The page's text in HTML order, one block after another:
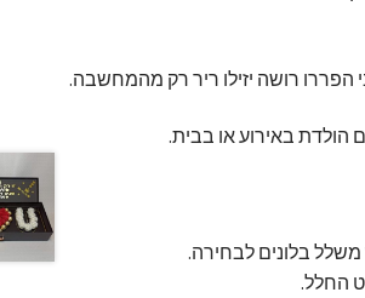
רושה יזילו ריר רק מהמחשבה.
הולדת באירוע או בבית.
משלל בלונים לבחירה.
החלל.